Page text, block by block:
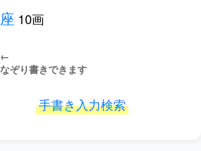
座 10画
←
なぞり書きできます
手書き入力検索